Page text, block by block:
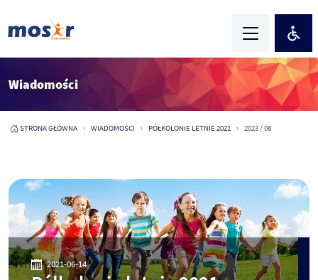
Wiadomości
STRONA GŁÓWNA WIADOMOŚCI PÓŁKOLONIE LETNIE 2021 2023 / 08
2021-06-14